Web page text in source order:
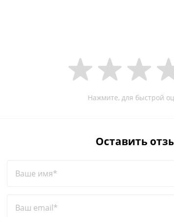
Нажмите, для быстрой
Оставить
Ваше имя*
Ваш email*